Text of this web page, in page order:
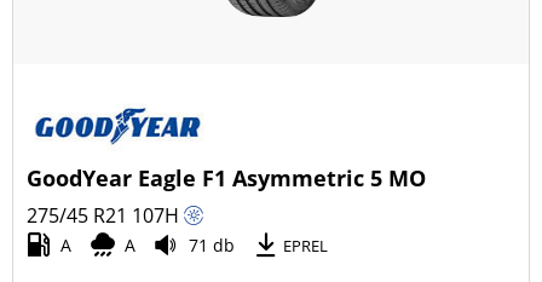
GoodYear Eagle F1 Asymmetric 5 MO
275/45 R21 107H
A A 71 db EPREL